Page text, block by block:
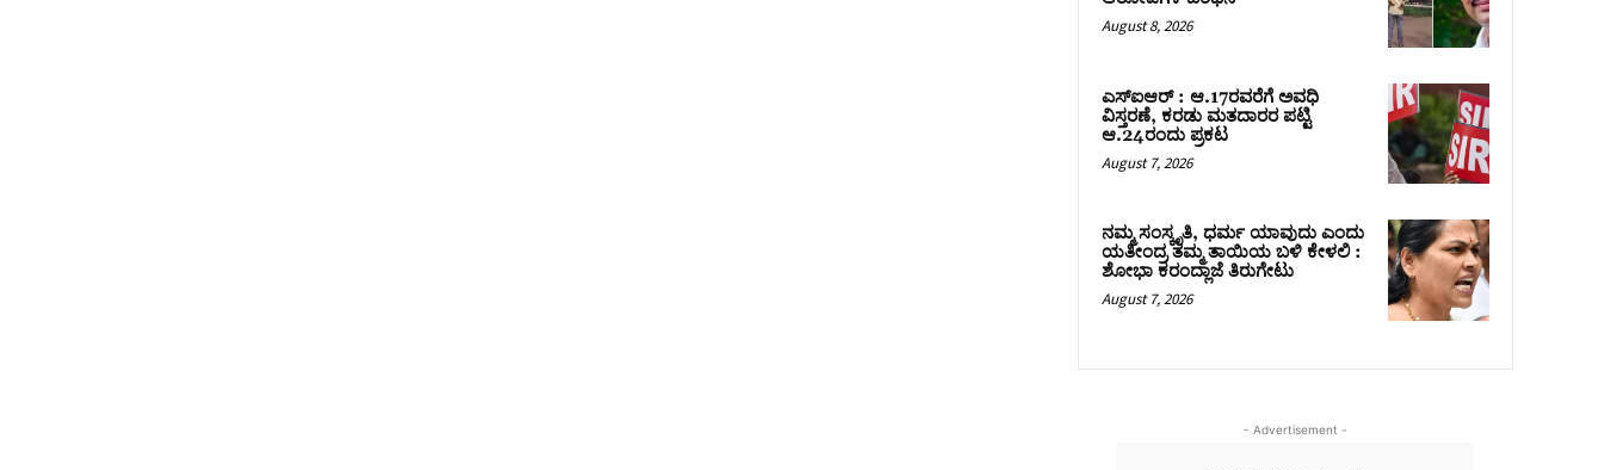
August 8, 2026
ಎಸ್‌ಐಆರ್‌ : ಆ.17ರವರೆಗೆ ಅವಧಿ
ವಿಸ್ತರಣೆ, ಕರಡು ಮತದಾರರ ಪಟ್ಟಿ
ಆ.24ರಂದು ಪ್ರಕಟ
August 7, 2026
ನಮ್ಮ ಸಂಸ್ಕೃತಿ, ಧರ್ಮ ಯಾವುದು ಎಂದು
ಯತೀಂದ್ರ ತಮ್ಮ ತಾಯಿಯ ಬಳಿ ಕೇಳಲಿ :
ಶೋಭಾ ಕರಂದ್ಲಾಜೆ ತಿರುಗೇಟು
August 7, 2026
- Advertisement -